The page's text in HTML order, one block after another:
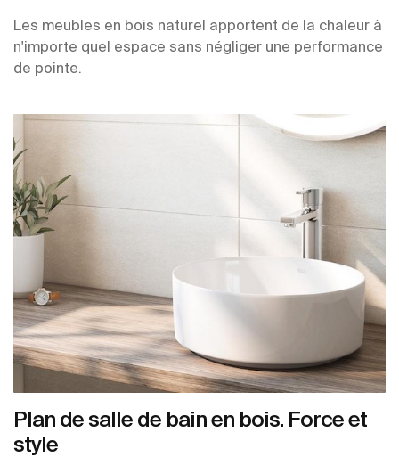
Les meubles en bois naturel apportent de la chaleur à
n'importe quel espace sans négliger une performance
de pointe.
Plan de salle de bain en bois. Force et
style